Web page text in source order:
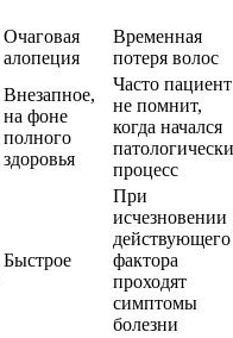
Очаговая
алопеция
Временная
потеря волос
Внезапное,
на фоне
полного
здоровья
Часто пациент
не помнит,
когда начался
процесс
Быстрое
При
исчезновении
действующего
фактора
проходят
симптомы
болезни